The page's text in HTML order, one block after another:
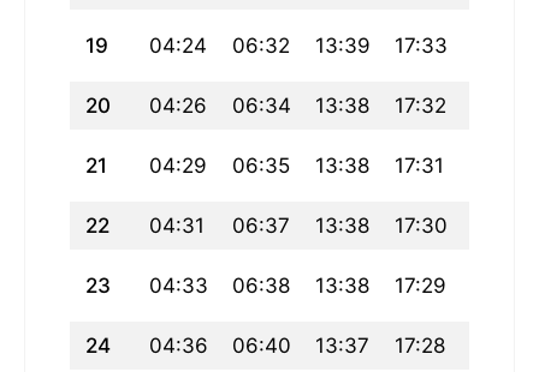
19 04:24 06:32 13:39 17:33
20 04:26 06:34 13:38 17:32
21 04:29 06:35 13:38 17:31
22 04:31 06:37 13:38 17:30
23 04:33 06:38 13:38 17:29
24 04:36 06:40 13:37 17:28